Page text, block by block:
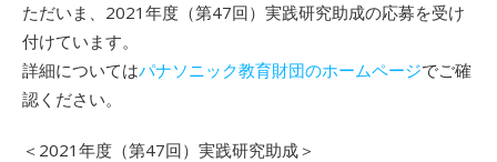
ただいま、2021年度（第47回）実践研究助成の応募を受け
付けています。
詳細についてはパナソニック教育財団のホームページでご確
認ください。
＜2021年度（第47回）実践研究助成＞